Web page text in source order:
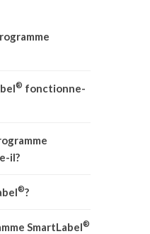
® fonctionne-
il?
®?
SmartLabel®